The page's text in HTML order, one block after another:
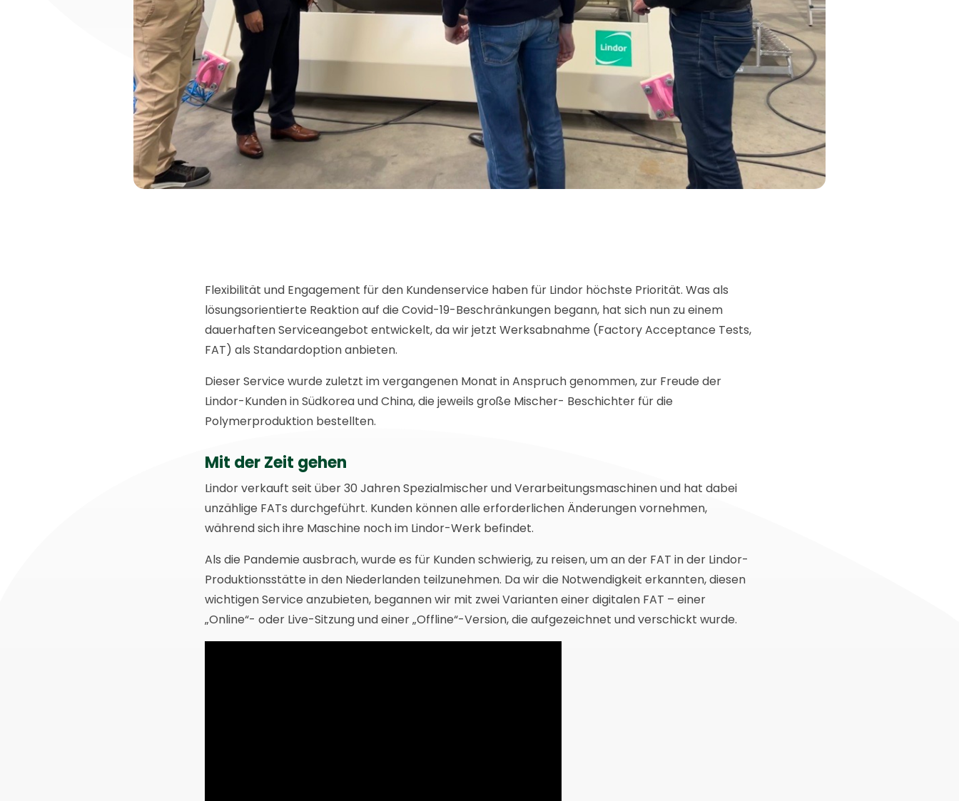
Flexibilität und Engagement für den Kundenservice haben für Lindor höchste Priorität. Was als
lösungsorientierte Reaktion auf die Covid-19-Beschränkungen begann, hat sich nun zu einem
dauerhaften Serviceangebot entwickelt, da wir jetzt Werksabnahme (Factory Acceptance Tests,
FAT) als Standardoption anbieten.
Dieser Service wurde zuletzt im vergangenen Monat in Anspruch genommen, zur Freude der
Lindor-Kunden in Südkorea und China, die jeweils große Mischer- Beschichter für die
Polymerproduktion bestellten.
Mit der Zeit gehen
Lindor verkauft seit über 30 Jahren Spezialmischer und Verarbeitungsmaschinen und hat dabei
unzählige FATs durchgeführt. Kunden können alle erforderlichen Änderungen vornehmen,
während sich ihre Maschine noch im Lindor-Werk befindet.
Als die Pandemie ausbrach, wurde es für Kunden schwierig, zu reisen, um an der FAT in der Lindor-
Produktionsstätte in den Niederlanden teilzunehmen. Da wir die Notwendigkeit erkannten, diesen
wichtigen Service anzubieten, begannen wir mit zwei Varianten einer digitalen FAT – einer
„Online“- oder Live-Sitzung und einer „Offline“-Version, die aufgezeichnet und verschickt wurde.